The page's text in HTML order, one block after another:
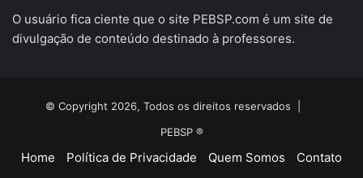
O usuário fica ciente que o site PEBSP.com é um site de
divulgação de conteúdo destinado à professores.
© Copyright 2026, Todos os direitos reservados |
PEBSP ®
Home Política de Privacidade Quem Somos Contato